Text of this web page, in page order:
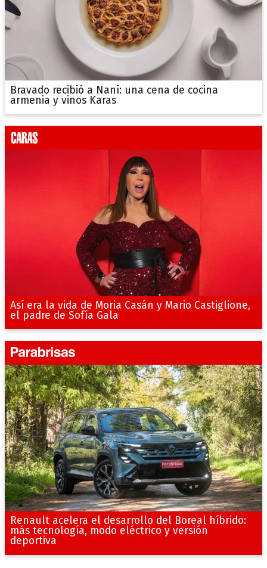
Bravado recibió a Naní: una cena de cocina
armenia y vinos Karas
Así era la vida de Moria Casán y Mario Castiglione,
el padre de Sofía Gala
Renault acelera el desarrollo del Boreal híbrido:
más tecnología, modo eléctrico y versión
deportiva